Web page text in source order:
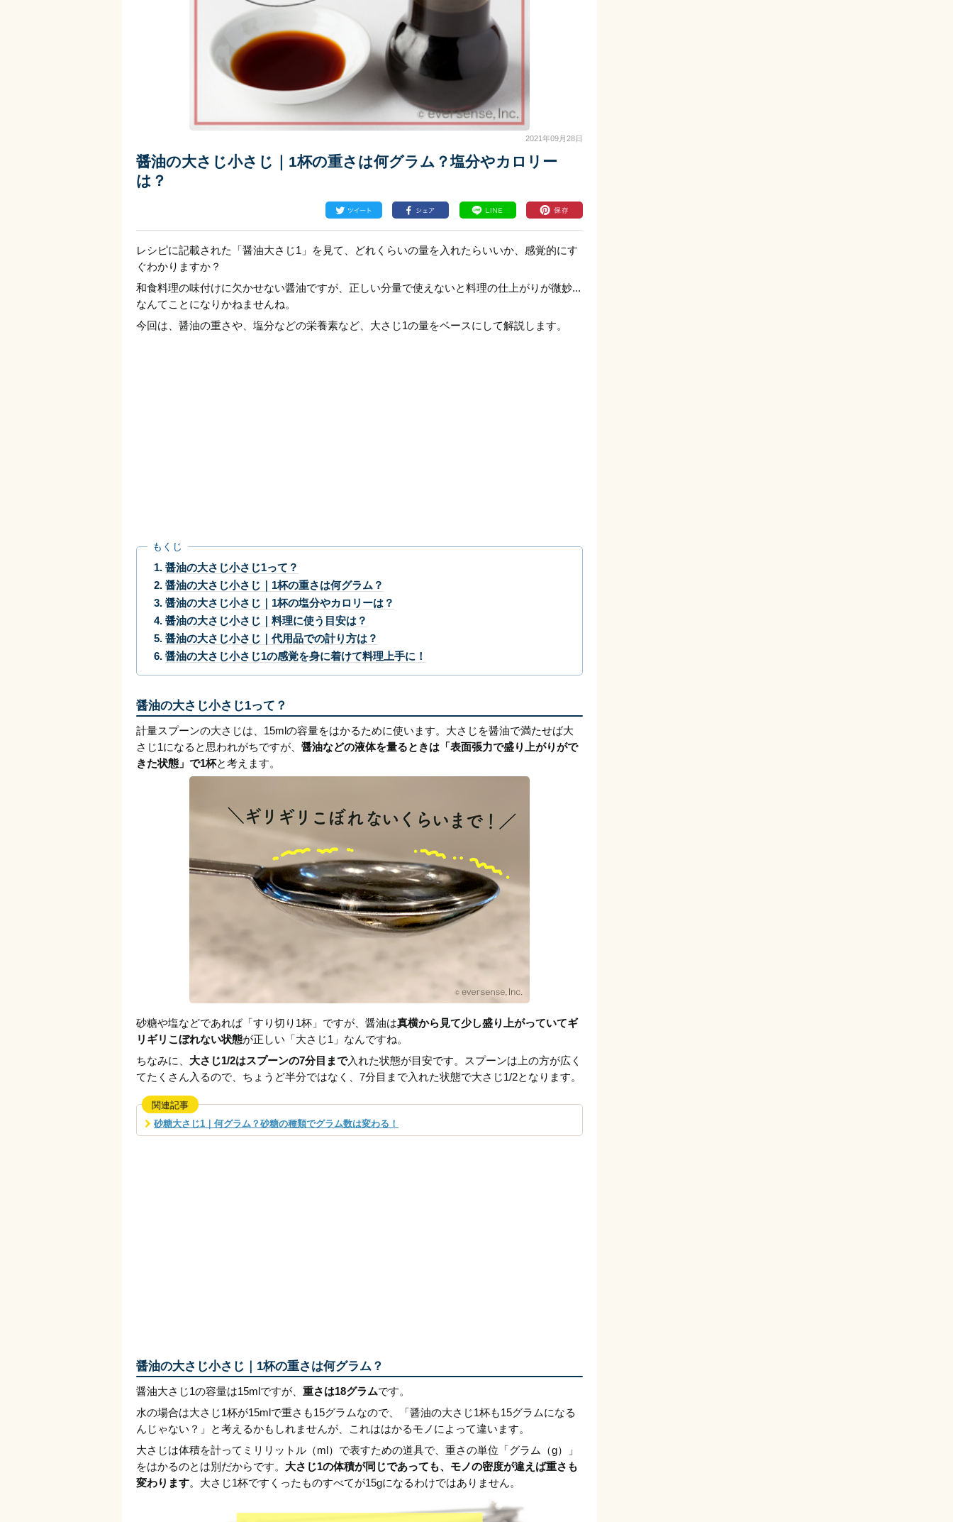
2021年09月28日
醤油の大さじ小さじ｜1杯の重さは何グラム？塩分やカロリー
は？
レシピに記載された「醤油大さじ1」を見て、どれくらいの量を入れたらいいか、感覚的にす
ぐわかりますか？
和食料理の味付けに欠かせない醤油ですが、正しい分量で使えないと料理の仕上がりが微妙...
なんてことになりかねませんね。
今回は、醤油の重さや、塩分などの栄養素など、大さじ1の量をベースにして解説します。
もくじ
醤油の大さじ小さじ1って？
醤油の大さじ小さじ｜1杯の重さは何グラム？
醤油の大さじ小さじ｜1杯の塩分やカロリーは？
醤油の大さじ小さじ｜料理に使う目安は？
醤油の大さじ小さじ｜代用品での計り方は？
醤油の大さじ小さじ1の感覚を身に着けて料理上手に！
醤油の大さじ小さじ1って？
計量スプーンの大さじは、15mlの容量をはかるために使います。大さじを醤油で満たせば大
さじ1になると思われがちですが、 醤油などの液体を量るときは「表面張力で盛り上がりがで
きた状態」で1杯と考えます。
砂糖や塩などであれば「すり切り1杯」ですが、醤油は真横から見て少し盛り上がっていてギ
リギリこぼれない状態が正しい「大さじ1」なんですね。
ちなみに、 大さじ1/2はスプーンの7分目まで入れた状態が目安です。スプーンは上の方が広く
てたくさん入るので、ちょうど半分ではなく、7分目まで入れた状態で大さじ1/2となります。
関連記事
砂糖大さじ1｜何グラム？砂糖の種類でグラム数は変わる！
醤油の大さじ小さじ｜1杯の重さは何グラム？
醤油大さじ1の容量は15mlですが、 重さは18グラムです。
水の場合は大さじ1杯が15mlで重さも15グラムなので、「醤油の大さじ1杯も15グラムになる
んじゃない？」と考えるかもしれませんが、これははかるモノによって違います。
大さじは体積を計ってミリリットル（ml）で表すための道具で、重さの単位「グラム（g）」
をはかるのとは別だからです。 大さじ1の体積が同じであっても、モノの密度が違えば重さも
変わります。大さじ1杯ですくったものすべてが15gになるわけではありません。